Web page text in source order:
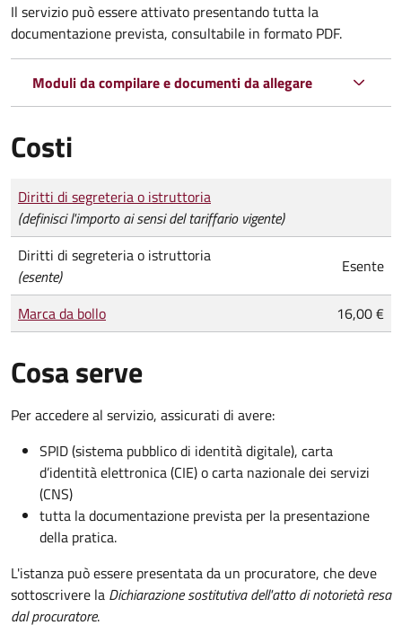
Il servizio può essere attivato presentando tutta la
documentazione prevista, consultabile in formato PDF.
Moduli da compilare e documenti da allegare
Costi
Tipo di pagamento
Importo
Diritti di segreteria o istruttoria
(definisci l'importo ai sensi del tariffario vigente)
Diritti di segreteria o istruttoria
(esente)
Esente
Marca da bollo 16,00 €
Cosa serve
Per accedere al servizio, assicurati di avere:
SPID (sistema pubblico di identità digitale), carta
d’identità elettronica (CIE) o carta nazionale dei servizi
(CNS)
tutta la documentazione prevista per la presentazione
della pratica.
L'istanza può essere presentata da un procuratore, che deve
sottoscrivere la Dichiarazione sostitutiva dell'atto di notorietà resa
dal procuratore.